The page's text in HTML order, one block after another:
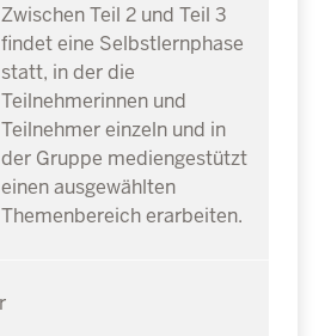
Zwischen Teil 2 und Teil 3
findet eine Selbstlernphase
statt, in der die
Teilnehmerinnen und
Teilnehmer einzeln und in
der Gruppe mediengestützt
einen ausgewählten
Themenbereich erarbeiten.